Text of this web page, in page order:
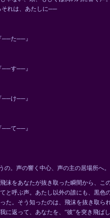
れは、あたしに──
──た──』
──す──』
──け──』
──て──』
。声の響く中心、声の主の居場所へ。
沫をあなたが抜き取った瞬間から、こ
と呼ぶ声。あたし以外の誰にも、黒色
た。そう知ったのは、飛沫を抜き取ら
に返って、あなたを、“彼”を突き飛ばし